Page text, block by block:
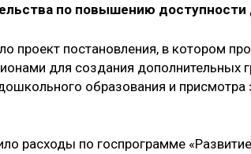
по повышению доступности
проект постановления, в котором
для создания дополнительных
образования и присмотра
расходы по госпрограмме